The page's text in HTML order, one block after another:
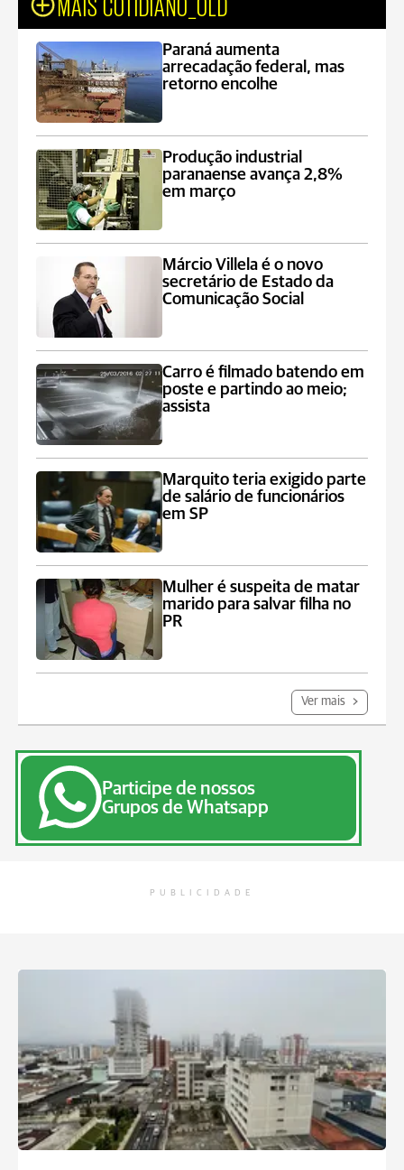
Paraná aumenta
arrecadação federal, mas
retorno encolhe
Produção industrial
paranaense avança 2,8%
em março
Márcio Villela é o novo
secretário de Estado da
Comunicação Social
Carro é filmado batendo em
poste e partindo ao meio;
assista
Marquito teria exigido parte
de salário de funcionários
em SP
Mulher é suspeita de matar
marido para salvar filha no
PR
Ver mais
Participe de nossos
Grupos de Whatsapp
PUBLICIDADE